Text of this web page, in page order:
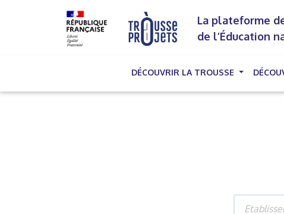
La plateforme
de l’Éducation
DÉCOUVRIR LA TROUSSE